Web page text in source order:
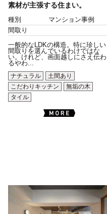
素材が主張する住まい。
種別
マンション事例
間取り
一般的なLDKの構造。特に珍しい
間取りを選んでいるわけではな
い。けれど、画面越しにさえ伝わ
るやわ...
ナチュラル
土間あり
こだわりキッチン
無垢の木
タイル